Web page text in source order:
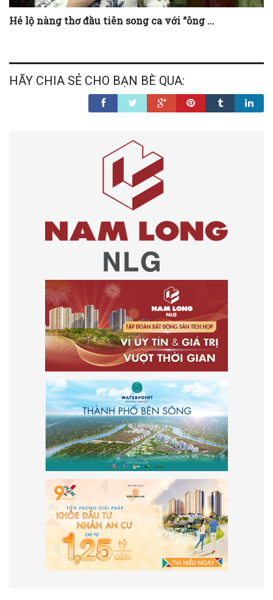
Hé lộ nàng thơ đầu tiên song ca với “ông ...
HÃY CHIA SẺ CHO BẠN BÈ QUA: